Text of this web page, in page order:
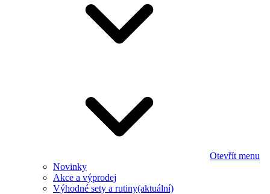
Otevřít menu
Novinky
Akce a výprodej
Výhodné sety a rutiny(aktuální)